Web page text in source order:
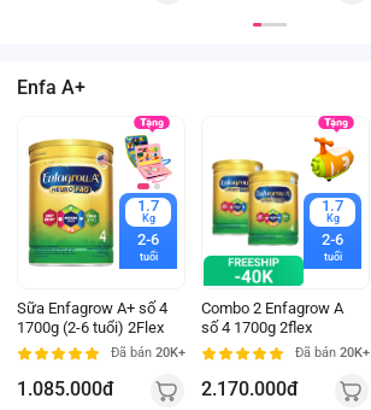
Enfa A+
1.7
Kg
2-6
tuổi
Sữa Enfagrow A+ số 4
1700g (2-6 tuổi) 2Flex
Đã bán 20K+
1.085.000đ
1.7
Kg
2-6
tuổi
Combo 2 Enfagrow A
số 4 1700g 2flex
Đã bán 20K+
2.170.000đ